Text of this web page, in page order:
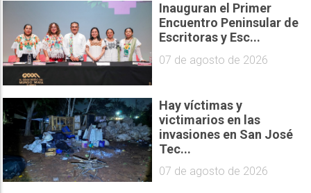
Inauguran el Primer
Encuentro Peninsular de
Escritoras y Esc...
07 de agosto de 2026
Hay víctimas y
victimarios en las
invasiones en San José
Tec...
07 de agosto de 2026